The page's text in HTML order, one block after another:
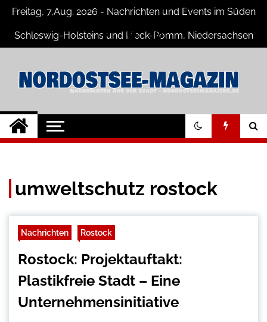
Skip
content
Freitag, 7,Aug. 2026 - Nachrichten und Events im Süden
Schleswig-Holsteins und Meck-Pomm, Niedersachsen
Nord-Ostsee-
Magazine Blog
Der Blog der Nord-Ostsee Magazine
umweltschutz rostock
Nachrichten Rostock
Rostock: Projektauftakt:
Plastikfreie Stadt – Eine
Unternehmensinitiative